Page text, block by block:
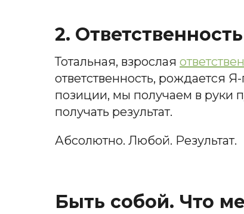
2.
Тотальная, взрослая
ответственность, рождается
позиции, мы получаем в руки
получать результат.
Абсолютно. Любой. Результат.
Быть собой. Что